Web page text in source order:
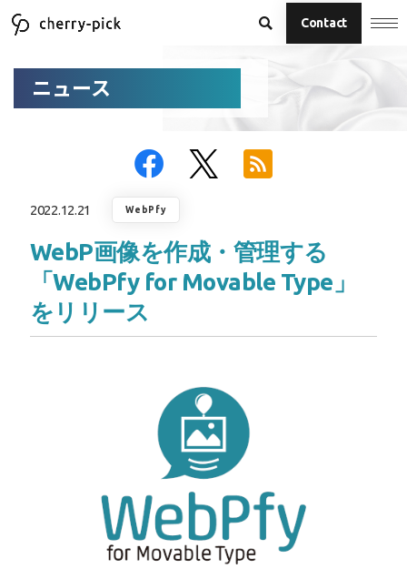
Contact
ニュース
2022.12.21 WebPfy
WebP画像を作成・管理する
「WebPfy for Movable Type」
をリリース